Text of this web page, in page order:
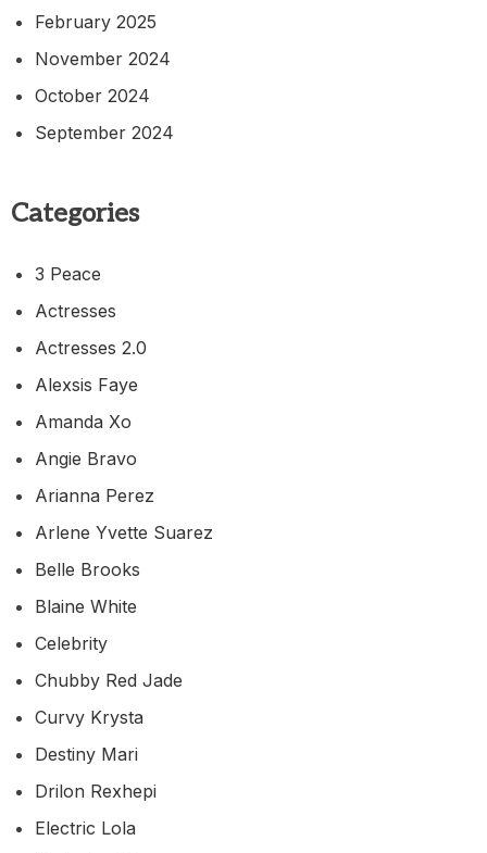
February 2025
November 2024
October 2024
September 2024
Categories
3 Peace
Actresses
Actresses 2.0
Alexsis Faye
Amanda Xo
Angie Bravo
Arianna Perez
Arlene Yvette Suarez
Belle Brooks
Blaine White
Celebrity
Chubby Red Jade
Curvy Krysta
Destiny Mari
Drilon Rexhepi
Electric Lola